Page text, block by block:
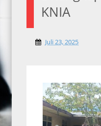
KNIA
Juli 23, 2025